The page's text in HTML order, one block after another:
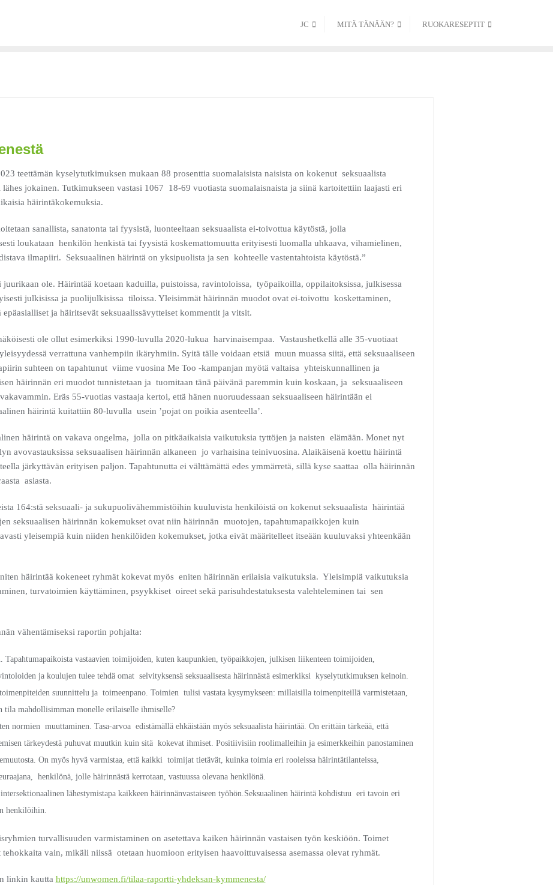
JC MITÄ TÄNÄÄN? RUOKARESEPTIT
teettämän kyselytutkimuksen mukaan 88 prosenttia suomalaisista naisista on kokenut seksuaalista
lähes jokainen. Tutkimukseen vastasi 1067 18-69 vuotiasta suomalaisnaista ja siinä kartoitettiin laajasti eri
häirintäkokemuksia.
sanallista, sanatonta tai fyysistä, luonteeltaan seksuaalista ei-toivottua käytöstä, jolla
loukataan henkilön henkistä tai fyysistä koskemattomuutta erityisesti luomalla uhkaava, vihamielinen,
ilmapiiri. Seksuaalinen häirintä on yksipuolista ja sen kohteelle vastentahtoista käytöstä.”
ole. Häirintää koetaan kaduilla, puistoissa, ravintoloissa, työpaikoilla, oppilaitoksissa, julkisessa
julkisissa ja puolijulkisissa tiloissa. Yleisimmät häirinnän muodot ovat ei-toivottu koskettaminen,
ja häiritsevät seksuaalissävytteiset kommentit ja vitsit.
ole ollut esimerkiksi 1990-luvulla 2020-lukua harvinaisempaa. Vastaushetkellä alle 35-vuotiaat
verrattuna vanhempiin ikäryhmiin. Syitä tälle voidaan etsiä muun muassa siitä, että seksuaaliseen
suhteen on tapahtunut viime vuosina Me Too -kampanjan myötä valtaisa yhteiskunnallinen ja
häirinnän eri muodot tunnistetaan ja tuomitaan tänä päivänä paremmin kuin koskaan, ja seksuaaliseen
Eräs 55-vuotias vastaaja kertoi, että hänen nuoruudessaan seksuaaliseen häirintään ei
häirintä kuitattiin 80-luvulla usein ’pojat on poikia asenteella’.
häirintä on vakava ongelma, jolla on pitkäaikaisia vaikutuksia tyttöjen ja naisten elämään. Monet nyt
avovastauksissa seksuaalisen häirinnän alkaneen jo varhaisina teinivuosina. Alaikäisenä koettu häirintä
järkyttävän erityisen paljon. Tapahtunutta ei välttämättä edes ymmärretä, sillä kyse saattaa olla häirinnän
asiasta.
164:stä seksuaali- ja sukupuolivähemmistöihin kuuluvista henkilöistä on kokenut seksuaalista häirintää
seksuaalisen häirinnän kokemukset ovat niin häirinnän muotojen, tapahtumapaikkojen kuin
yleisempiä kuin niiden henkilöiden kokemukset, jotka eivät määritelleet itseään kuuluvaksi yhteenkään
häirintää kokeneet ryhmät kokevat myös eniten häirinnän erilaisia vaikutuksia. Yleisimpiä vaikutuksia
turvatoimien käyttäminen, psyykkiset oireet sekä parisuhdestatuksesta valehteleminen tai sen
vähentämiseksi raportin pohjalta:
Tapahtumapaikoista vastaavien toimijoiden, kuten kaupunkien, työpaikkojen, julkisen liikenteen toimijoiden,
ja koulujen tulee tehdä omat selvityksensä seksuaalisesta häirinnästä esimerkiksi kyselytutkimuksen keinoin.
suunnittelu ja toimeenpano. Toimien tulisi vastata kysymykseen: millaisilla toimenpiteillä varmistetaan,
tila mahdollisimman monelle erilaiselle ihmiselle?
normien muuttaminen. Tasa-arvoa edistämällä ehkäistään myös seksuaalista häirintää. On erittäin tärkeää, että
tärkeydestä puhuvat muutkin kuin sitä kokevat ihmiset. Positiivisiin roolimalleihin ja esimerkkeihin panostaminen
On myös hyvä varmistaa, että kaikki toimijat tietävät, kuinka toimia eri rooleissa häirintätilanteissa,
henkilönä, jolle häirinnästä kerrotaan, vastuussa olevana henkilönä.
lähestymistapa kaikkeen häirinnänvastaiseen työhön.Seksuaalinen häirintä kohdistuu eri tavoin eri
henkilöihin.
turvallisuuden varmistaminen on asetettava kaiken häirinnän vastaisen työn keskiöön. Toimet
vain, mikäli niissä otetaan huomioon erityisen haavoittuvaisessa asemassa olevat ryhmät.
linkin kautta https://unwomen.fi/tilaa-raportti-yhdeksan-kymmenesta/